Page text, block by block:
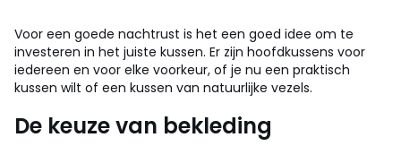
Voor een goede nachtrust is het een goed idee om te
investeren in het juiste kussen. Er zijn hoofdkussens voor
iedereen en voor elke voorkeur, of je nu een praktisch
kussen wilt of een kussen van natuurlijke vezels.
De keuze van bekleding